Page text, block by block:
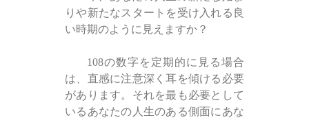
りや新たなスタートを受け入れる良
い時期のように見えますか？
108の数字を定期的に見る場合
は、直感に注意深く耳を傾ける必要
があります。それを最も必要として
いるあなたの人生のある側面にあな